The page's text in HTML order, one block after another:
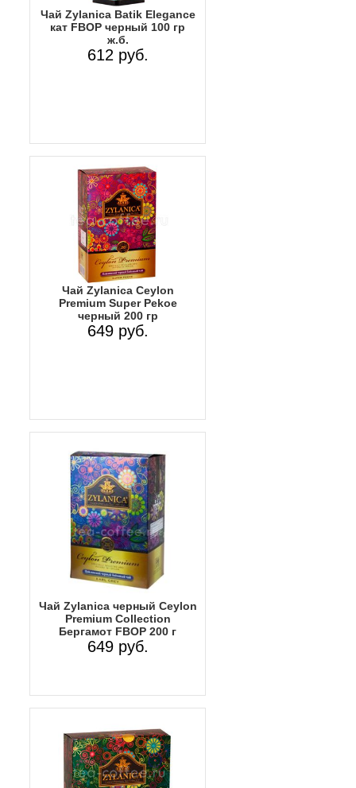
Чай Zylanica Batik Elegance
кат FBOP черный 100 гр
ж.б.
612 руб.
Чай Zylanica Ceylon
Premium Super Pekoe
черный 200 гр
649 руб.
Чай Zylanica черный Ceylon
Premium Collection
Бергамот FBOP 200 г
649 руб.